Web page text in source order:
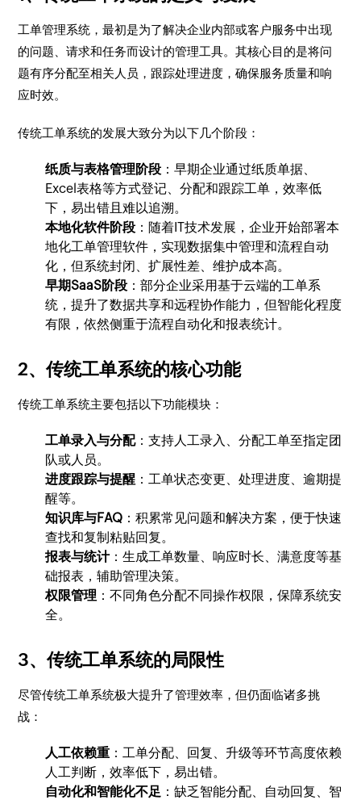
工单管理系统，最初是为了解决企业内部或客户服务中出现
的问题、请求和任务而设计的管理工具。其核心目的是将问
题有序分配至相关人员，跟踪处理进度，确保服务质量和响
应时效。
传统工单系统的发展大致分为以下几个阶段：
纸质与表格管理阶段 ：早期企业通过纸质单据、
Excel表格等方式登记、分配和跟踪工单，效率低
下，易出错且难以追溯。
本地化软件阶段 ：随着IT技术发展，企业开始部署本
地化工单管理软件，实现数据集中管理和流程自动
化，但系统封闭、扩展性差、维护成本高。
早期SaaS阶段 ：部分企业采用基于云端的工单系
统，提升了数据共享和远程协作能力，但智能化程度
有限，依然侧重于流程自动化和报表统计。
2、传统工单系统的核心功能
传统工单系统主要包括以下功能模块：
工单录入与分配：支持人工录入、分配工单至指定团
队或人员。
进度跟踪与提醒 ：工单状态变更、处理进度、逾期提
醒等。
知识库与FAQ ：积累常见问题和解决方案，便于快速
查找和复制粘贴回复。
报表与统计：生成工单数量、响应时长、满意度等基
础报表，辅助管理决策。
权限管理 ：不同角色分配不同操作权限，保障系统安
全。
3、传统工单系统的局限性
尽管传统工单系统极大提升了管理效率，但仍面临诸多挑
战：
人工依赖重 ：工单分配、回复、升级等环节高度依赖
人工判断，效率低下，易出错。
自动化和智能化不足 ：缺乏智能分配、自动回复、智